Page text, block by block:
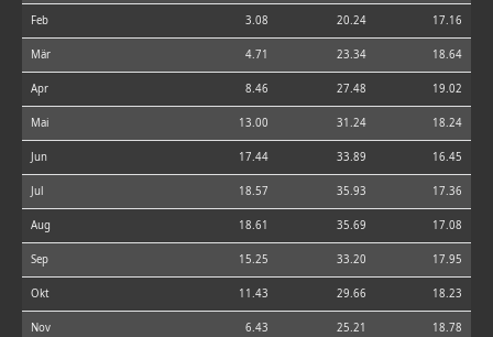
Feb 3.08 20.24 17.16
Mär 4.71 23.34 18.64
Apr 8.46 27.48 19.02
Mai 13.00 31.24 18.24
Jun 17.44 33.89 16.45
Jul 18.57 35.93 17.36
Aug 18.61 35.69 17.08
Sep 15.25 33.20 17.95
Okt 11.43 29.66 18.23
Nov 6.43 25.21 18.78